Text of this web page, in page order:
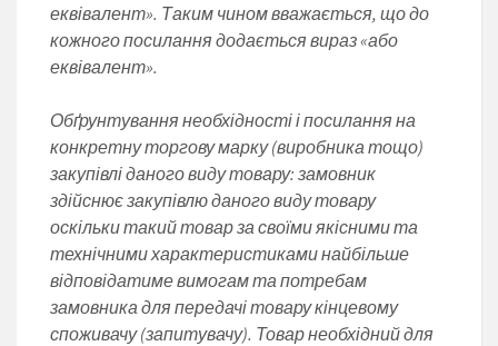
еквівалент». Таким чином вважається, що до
кожного посилання додається вираз «або
еквівалент».
Обґрунтування необхідності і посилання на
конкретну торгову марку (виробника тощо)
закупівлі даного виду товару: замовник
здійснює закупівлю даного виду товару
оскільки такий товар за своїми якісними та
технічними характеристиками найбільше
відповідатиме вимогам та потребам
замовника для передачі товару кінцевому
споживачу (запитувачу). Товар необхідний для